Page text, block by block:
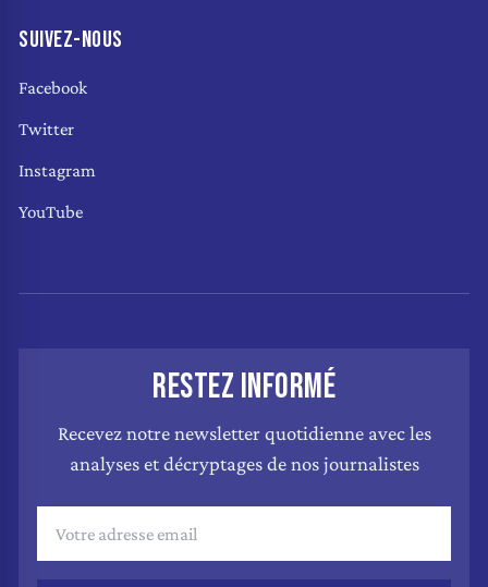
SUIVEZ-NOUS
Facebook
Twitter
Instagram
YouTube
RESTEZ INFORMÉ
Recevez notre newsletter quotidienne avec les
analyses et décryptages de nos journalistes